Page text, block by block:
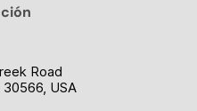
Road
USA